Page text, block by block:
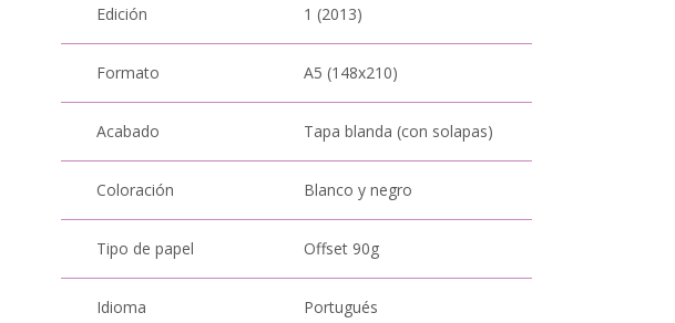
Edición 1 (2013)
Formato A5 (148x210)
Acabado Tapa blanda (con solapas)
Coloración Blanco y negro
Tipo de papel Offset 90g
Idioma Portugués